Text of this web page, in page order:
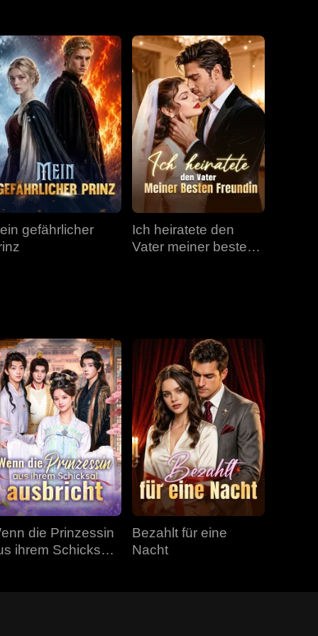
Folge 34 Folge 35 Folge 36
Folge 37 Folge 38
Folge 40
gefährlicher
Ich heiratete den
Vater meiner besten
die Prinzessin
ihrem Schicksal
Bezahlt für eine
Nacht